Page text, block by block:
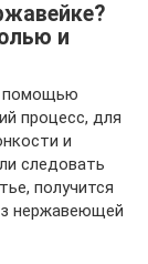
и
помощью
процесс, для
и
следовать
получится
нержавеющей